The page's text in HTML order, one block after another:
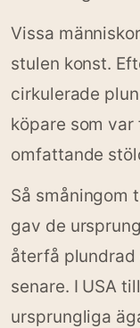
Vissa
stulen konst.
cirkulerade
köpare som
omfattande
Så småningom
gav de
återfå plundrad
senare. I USA
ursprungliga